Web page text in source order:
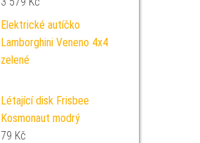
Elektrické autíčko
Lamborghini Veneno 4x4
zelené
Létající disk Frisbee
Kosmonaut modrý
79 Kč